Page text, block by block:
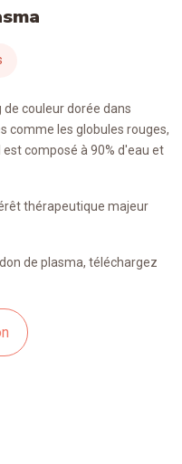
de couleur dorée dans
comme les globules rouges,
composé à 90% d'eau et
thérapeutique majeur
de plasma, téléchargez